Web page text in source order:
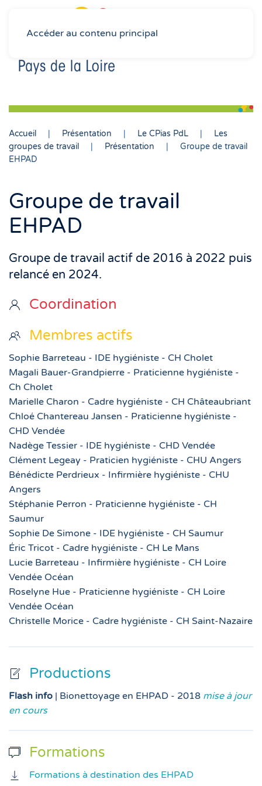
Accéder au contenu principal
Accueil Présentation Le CPias PdL
Les
groupes de travail
Présentation
Groupe de travail
EHPAD
Groupe de travail
EHPAD
Groupe de travail actif de 2016 à 2022 puis
relancé en 2024.
Coordination
Membres actifs
Sophie Barreteau - IDE hygiéniste - CH Cholet
Magali Bauer-Grandpierre - Praticienne hygiéniste -
Ch Cholet
Marielle Charon - Cadre hygiéniste - CH Châteaubriant
Chloé Chantereau Jansen - Praticienne hygiéniste -
CHD Vendée
Nadège Tessier - IDE hygiéniste - CHD Vendée
Clément Legeay - Praticien hygiéniste - CHU Angers
Bénédicte Perdrieux - Infirmière hygiéniste - CHU
Angers
Stéphanie Perron - Praticienne hygiéniste - CH
Saumur
Sophie De Simone - IDE hygiéniste - CH Saumur
Éric Tricot - Cadre hygiéniste - CH Le Mans
Lucie Barreteau - Infirmière hygiéniste - CH Loire
Vendée Océan
Roselyne Hue - Praticienne hygiéniste - CH Loire
Vendée Océan
Christelle Morice - Cadre hygiéniste - CH Saint-Nazaire
Productions
Flash info | Bionettoyage en EHPAD - 2018 mise à jour
en cours
Formations
Formations à destination des EHPAD